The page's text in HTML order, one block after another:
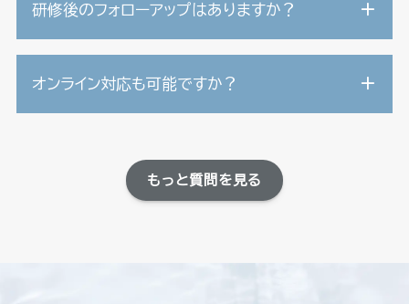
研修後のフォローアップはありますか？
オンライン対応も可能ですか？
もっと質問を見る